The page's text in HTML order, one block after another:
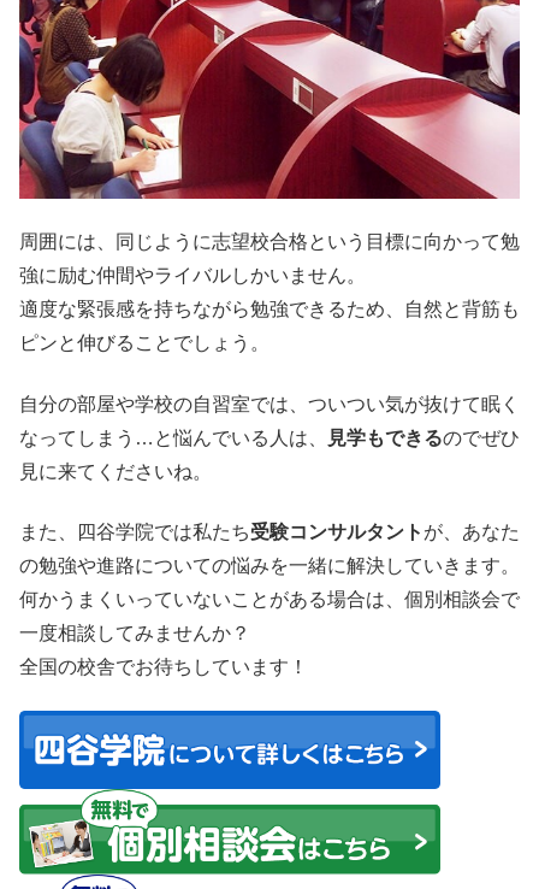
周囲には、同じように志望校合格という目標に向かって勉
強に励む仲間やライバルしかいません。
適度な緊張感を持ちながら勉強できるため、自然と背筋も
ピンと伸びることでしょう。
自分の部屋や学校の自習室では、ついつい気が抜けて眠く
なってしまう…と悩んでいる人は、
見学もできるのでぜひ
見に来てくださいね。
また、四谷学院では私たち受験コンサルタント が、あなた
の勉強や進路についての悩みを一緒に解決していきます。
何かうまくいっていないことがある場合は、個別相談会で
一度相談してみませんか？
全国の校舎でお待ちしています！